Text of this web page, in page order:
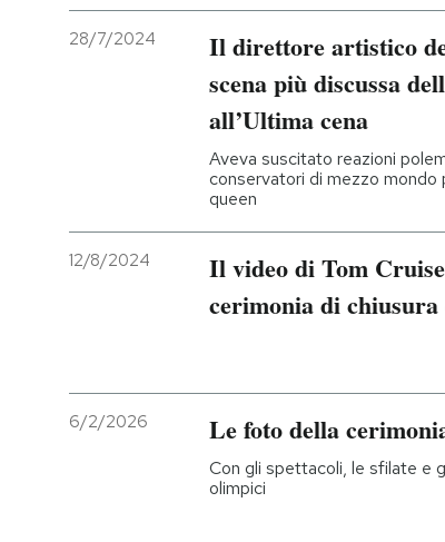
28/7/2024
Il direttore artistico
scena più discussa
all’Ultima cena
Aveva suscitato reazioni
conservatori di mezzo
queen
12/8/2024
Il video di Tom
cerimonia di
6/2/2026 Le foto della
Con gli spettacoli, le sfilate e
olimpici